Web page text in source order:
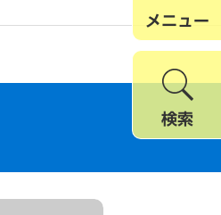
メニュー
検索